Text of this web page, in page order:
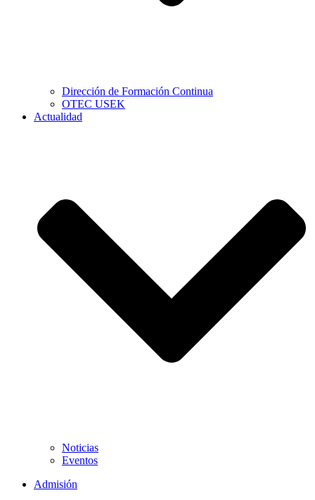
Dirección de Formación Continua
OTEC USEK
Actualidad
Noticias
Eventos
Admisión